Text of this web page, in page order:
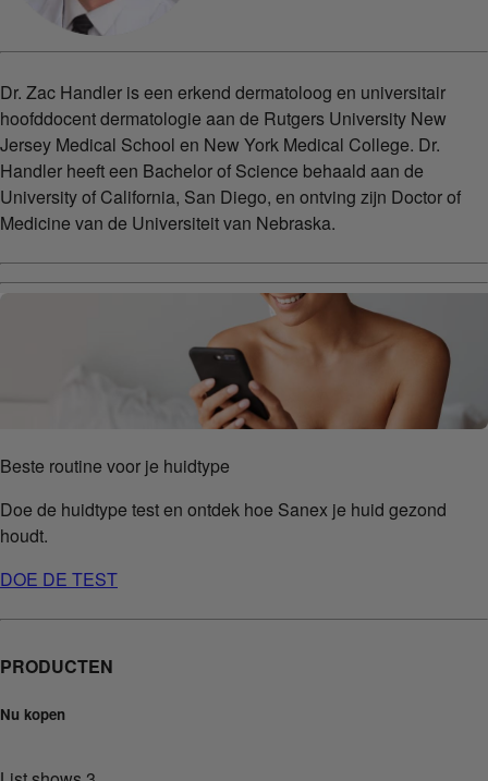
Dr. Zac Handler is een erkend dermatoloog en universitair
hoofddocent dermatologie aan de Rutgers University New
Jersey Medical School en New York Medical College. Dr.
Handler heeft een Bachelor of Science behaald aan de
University of California, San Diego, en ontving zijn Doctor of
Medicine van de Universiteit van Nebraska.
Beste routine voor je huidtype
Doe de huidtype test en ontdek hoe Sanex je huid gezond
houdt.
DOE DE TEST
PRODUCTEN
Nu kopen